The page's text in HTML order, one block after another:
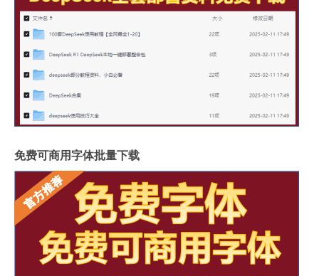
免费可商用字体批量下载